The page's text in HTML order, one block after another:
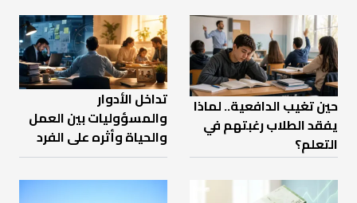
حين تغيب الدافعية.. لماذا
يفقد الطلاب رغبتهم في
التعلم؟
تداخل الأدوار
والمسؤوليات بين العمل
والحياة وأثره على الفرد